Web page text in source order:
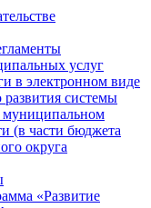
услуг
в электронном виде
системы
муниципальном
(в части бюджета
округа
«Развитие